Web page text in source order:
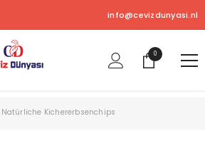
info@cevizdunyasi.nl
00
Produkt
Natürliche Kichererbsenchips